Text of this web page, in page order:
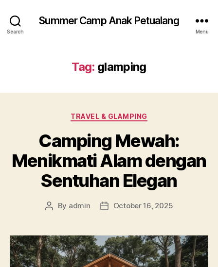
Search
Summer Camp Anak Petualang
Menu
Tag: glamping
Categories
TRAVEL & GLAMPING
Camping Mewah:
Menikmati Alam dengan
Sentuhan Elegan
Post
By admin
PostOctober 16, 2025